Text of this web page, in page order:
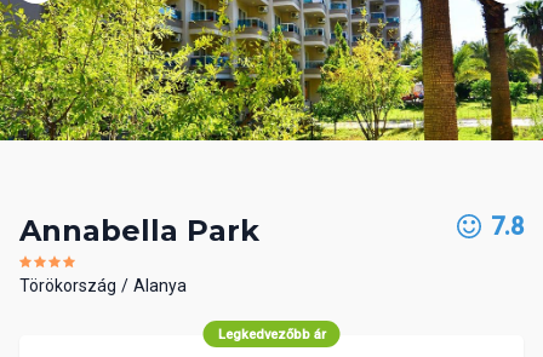
Annabella Park
Törökország Alanya
7.8
Legkedvezőbb ár